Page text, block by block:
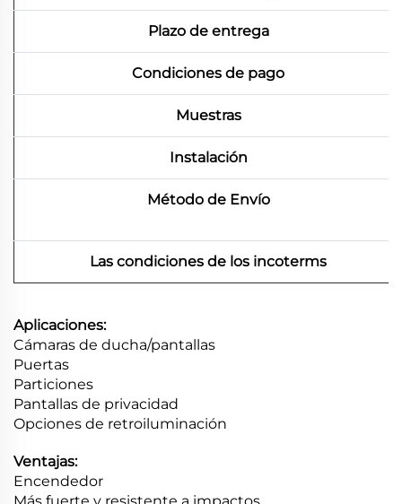
Plazo de entrega
Condiciones de pago
Muestras
Instalación
Método de Envío
Las condiciones de los incoterms
Aplicaciones:
Cámaras de ducha/pantallas
Puertas
Particiones
Pantallas de privacidad
Opciones de retroiluminación
Ventajas:
Encendedor